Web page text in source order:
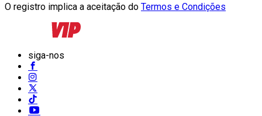
O registro implica a aceitação do Termos e Condições
siga-nos